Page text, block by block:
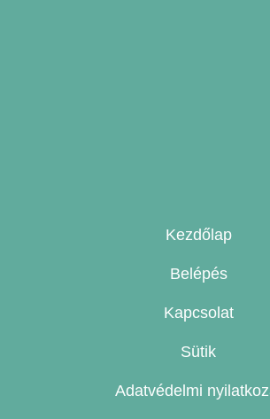
Kezdőlap
Belépés
Kapcsolat
Sütik
Adatvédelmi